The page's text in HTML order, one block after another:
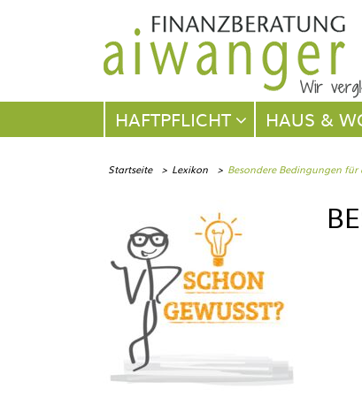
Navigation
überspringen
HAFTPFLICHT HAUS &
Startseite Lexikon Besondere Bedingungen